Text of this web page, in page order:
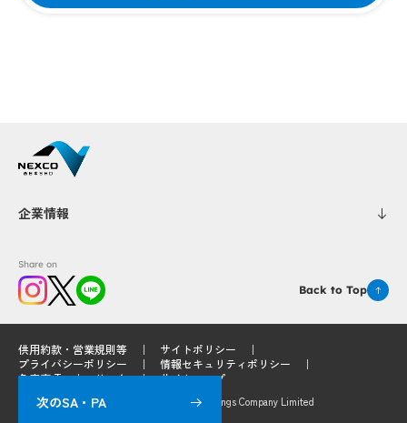
次のSA・PA
企業情報
Share on
Back to Top
供用約款・営業規則等
サイトポリシー
プライバシーポリシー
情報セキュリティポリシー
免責事項
リンク サイトマップ
© 2025 West Nippon Expressway Service Holdings Company Limited